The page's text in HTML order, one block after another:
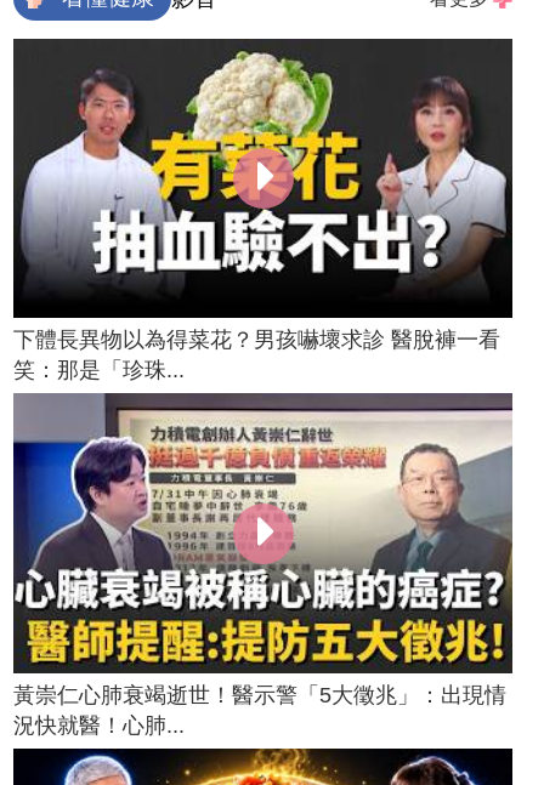
下體長異物以為得菜花？男孩嚇壞求診 醫脫褲一看
笑：那是「珍珠...
黃崇仁心肺衰竭逝世！醫示警「5大徵兆」：出現情
況快就醫！心肺...